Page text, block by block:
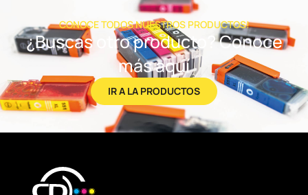
CONOCE TODOS NUESTROS PRODUCTOS!
¿Buscas otro producto? Conoce
más aquí
IR A LA PRODUCTOS